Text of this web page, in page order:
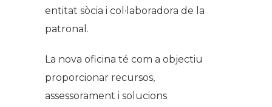
entitat sòcia i col·laboradora de la
patronal.
La nova oficina té com a objectiu
proporcionar recursos,
assessorament i solucions